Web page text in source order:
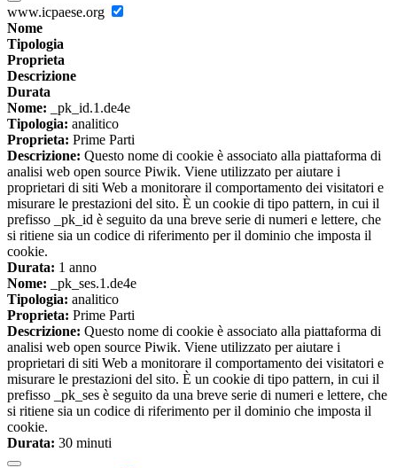
www.icpaese.org
Nome
Tipologia
Proprieta
Descrizione
Durata
Nome: _pk_id.1.de4e
Tipologia: analitico
Proprieta: Prime Parti
Descrizione: Questo nome di cookie è associato alla piattaforma di
analisi web open source Piwik. Viene utilizzato per aiutare i
proprietari di siti Web a monitorare il comportamento dei visitatori e
misurare le prestazioni del sito. È un cookie di tipo pattern, in cui il
prefisso _pk_id è seguito da una breve serie di numeri e lettere, che
si ritiene sia un codice di riferimento per il dominio che imposta il
cookie.
Durata: 1 anno
Nome: _pk_ses.1.de4e
Tipologia: analitico
Proprieta: Prime Parti
Descrizione: Questo nome di cookie è associato alla piattaforma di
analisi web open source Piwik. Viene utilizzato per aiutare i
proprietari di siti Web a monitorare il comportamento dei visitatori e
misurare le prestazioni del sito. È un cookie di tipo pattern, in cui il
prefisso _pk_ses è seguito da una breve serie di numeri e lettere, che
si ritiene sia un codice di riferimento per il dominio che imposta il
cookie.
Durata: 30 minuti